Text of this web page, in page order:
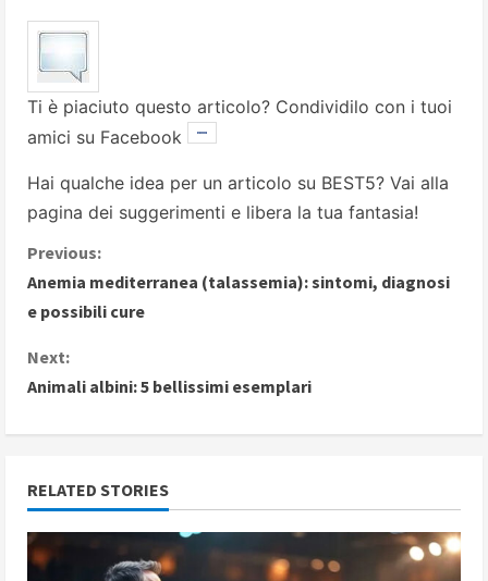
Ti è piaciuto questo articolo? Condividilo con i tuoi
amici su Facebook
Hai qualche idea per un articolo su BEST5? Vai alla
pagina dei suggerimenti e libera la tua fantasia!
C
o
n
t
i
n
u
Previous:
Anemia mediterranea (talassemia): sintomi, diagnosi
e possibili cure
Next:
Animali albini: 5 bellissimi esemplari
RELATED STORIES